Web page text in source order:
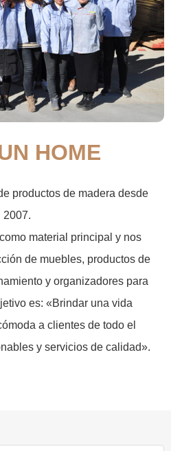
HOME
productos de madera desde
2007.
material principal y nos
de muebles, productos de
y organizadores para
es: «Brindar una vida
a clientes de todo el
y servicios de calidad».